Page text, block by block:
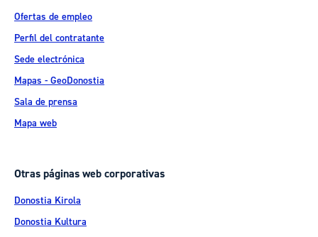
Ofertas de empleo
Perfil del contratante
Sede electrónica
Mapas - GeoDonostia
Sala de prensa
Mapa web
Otras páginas web corporativas
Donostia Kirola
Donostia Kultura